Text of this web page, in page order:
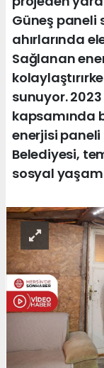
Güneş paneli
ahırlarında
Sağlanan
sunuyor.
kapsamında
enerjisi
Belediyesi,
sosyal